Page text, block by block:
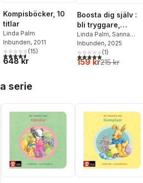
Kompisböcker, 10
titlar
Linda Palm
Inbunden, 2011
4,6utav 5 stjärnor. Totalt antal röster:
(15)
648 kr
Boosta dig själv :
bli tryggare,
starkare och få
bättre självkänsla
Linda Palm, Sanna
Sporrong
Inbunden, 2025
5,0utav 5 stjärnor.
(1)
159 kr215 kr
serie